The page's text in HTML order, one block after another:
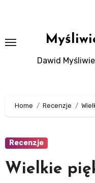
Dawid
Home Recenzje
Recenzje
Wielkie